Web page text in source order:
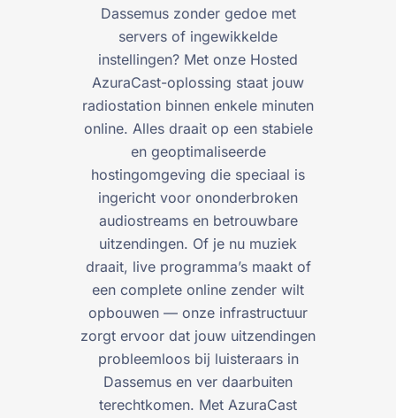
Dassemus zonder gedoe met
servers of ingewikkelde
instellingen? Met onze Hosted
AzuraCast-oplossing staat jouw
radiostation binnen enkele minuten
online. Alles draait op een stabiele
en geoptimaliseerde
hostingomgeving die speciaal is
ingericht voor ononderbroken
audiostreams en betrouwbare
uitzendingen. Of je nu muziek
draait, live programma’s maakt of
een complete online zender wilt
opbouwen — onze infrastructuur
zorgt ervoor dat jouw uitzendingen
probleemloos bij luisteraars in
Dassemus en ver daarbuiten
terechtkomen. Met AzuraCast